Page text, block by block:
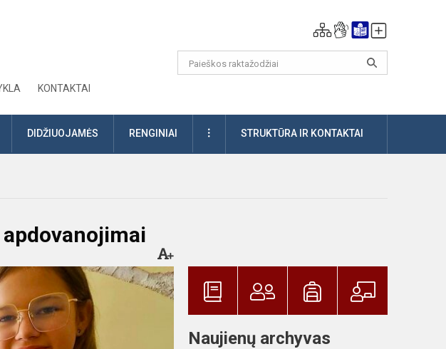
KONTAKTAI
DIDŽIUOJAMĖS RENGINIAI DAUGIAUSTRUKTŪRA IR KONTAKTAI
Naujienų archyvas